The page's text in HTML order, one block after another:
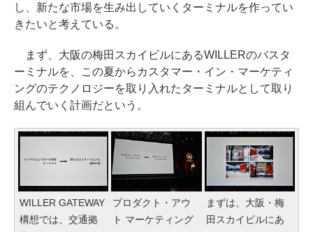
し、新たな市場を生み出していくターミナルを作ってい
きたいと考えている。
まず、大阪の梅田スカイビルにあるWILLERのバスタ
ーミナルを、この夏からカスタマー・イン・マーケティ
ングのテクノロジーを取り入れたターミナルとして取り
組んでいく計画だという。
WILLER GATEWAY
構想では、交通拠
プロダクト・アウ
ト マーケティング
まずは、大阪・梅
田スカイビルにあ